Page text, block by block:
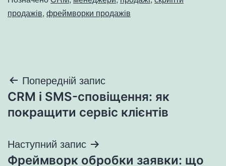
продажів, фреймворки продажів
Навігація
записів
Попередній запис
CRM і SMS-сповіщення: як
покращити сервіс клієнтів
Наступний запис
Фреймворк обробки заявки: що